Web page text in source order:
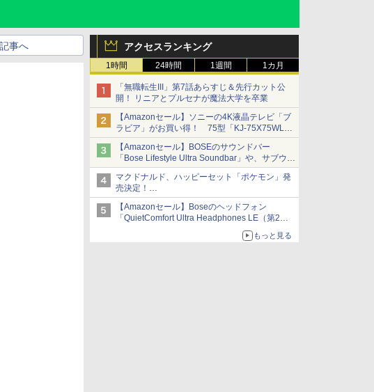
アクセスランキング
1時間 24時間 1週間 1カ月
「無職転生III」第7話あらすじ＆先行カット公
開！ リニアとプルセナが魔法大学を卒業
【Amazonセール】ソニーの4K液晶テレビ「ブ
ラビア」がお買い得！ 75型「KJ-75X75WL」
などラインナップ
【Amazonセール】BOSEのサウンドバー
「Bose Lifestyle Ultra Soundbar」や、サブウー
ファー「Bose Lifestyle Ultra Subwoofer」など
お買い得！
マクドナルド、ハッピーセット「ポケモン」発
売決定！
ポケモン30周年記念で30匹が大集合
【Amazonセール】Boseのヘッドフォン
「QuietComfort Ultra Headphones LE（第2世
イマーシブオーディオで臨場感ある音楽体験が
もっと見る
記事へ